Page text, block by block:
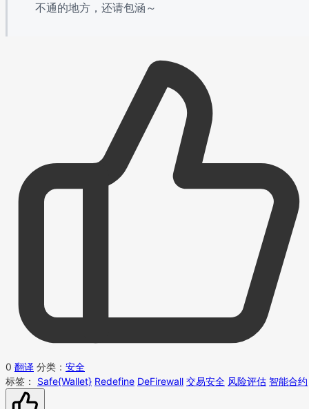
不通的地方，还请包涵～
0 翻译 分类： 安全
标签：
Safe{Wallet} Redefine DeFirewall 交易安全 风险评估 智能合约